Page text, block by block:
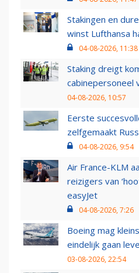
Stakingen en
winst Lufthansa
04-08-2026, 11:38
Staking dreigt
cabinepersoneel
04-08-2026, 10:57
Eerste
zelfgemaakt
04-08-2026, 9:54
Air France-KLM
reizigers van
easyJet
04-08-2026, 7:26
Boeing mag
eindelijk gaan
03-08-2026, 22:54